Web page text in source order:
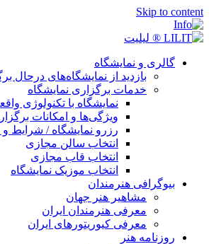
Skip to content
گالری و نمایشگاه
بازدید از نمایشگاه‌های درحال
خدمات برگزاری نمایشگاه
نمایشگاه با تکنولوژی
ویژگی‌ها و امکانات
رزرو نمایشگاه / شرایط و
انتخاب سالن مجازی
انتخاب قاب مجازی
انتخاب موزیک نمایشگاه
بیوگرافی هنرمندان
مشاهیر هنر جهان
معرفی هنرمندان ایران
معرفی کیوریتورهای ایران
روزنامه هنر